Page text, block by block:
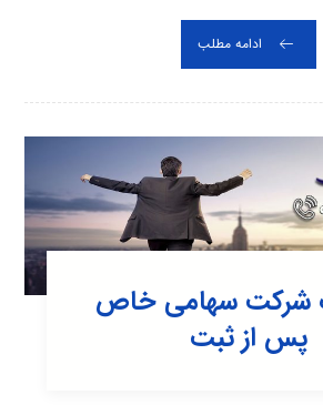
ادامه مطلب
شرکت سهامی خاص
پس از ثبت